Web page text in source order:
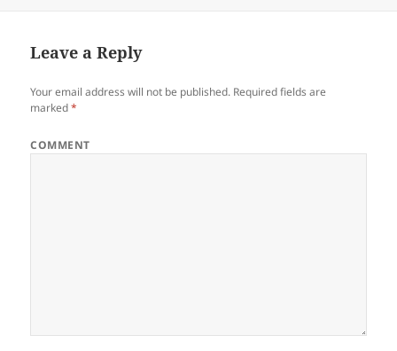
Leave a Reply
Your email address will not be published. Required fields are
marked*
COMMENT